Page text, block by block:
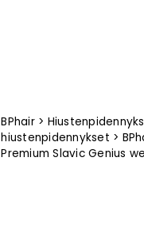
BPhair>
hiustenpidennykset >
Premium Slavic Genius